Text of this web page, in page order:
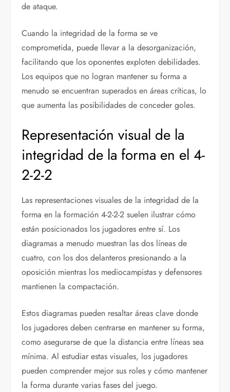
de ataque.
Cuando la integridad de la forma se ve
comprometida, puede llevar a la desorganización,
facilitando que los oponentes exploten debilidades.
Los equipos que no logran mantener su forma a
menudo se encuentran superados en áreas críticas, lo
que aumenta las posibilidades de conceder goles.
Representación visual de la
integridad de la forma en el 4-
2-2-2
Las representaciones visuales de la integridad de la
forma en la formación 4-2-2-2 suelen ilustrar cómo
están posicionados los jugadores entre sí. Los
diagramas a menudo muestran las dos líneas de
cuatro, con los dos delanteros presionando a la
oposición mientras los mediocampistas y defensores
mantienen la compactación.
Estos diagramas pueden resaltar áreas clave donde
los jugadores deben centrarse en mantener su forma,
como asegurarse de que la distancia entre líneas sea
mínima. Al estudiar estas visuales, los jugadores
pueden comprender mejor sus roles y cómo mantener
la forma durante varias fases del juego.